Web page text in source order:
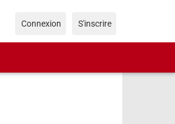
Connexion S'inscrire